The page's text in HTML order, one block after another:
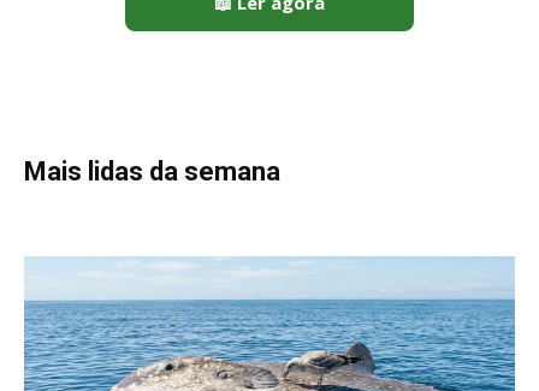
Peixe-lua emerge horizontalmente na superfície oceânica para
permitir que aves marinhas removam ectoparasitas